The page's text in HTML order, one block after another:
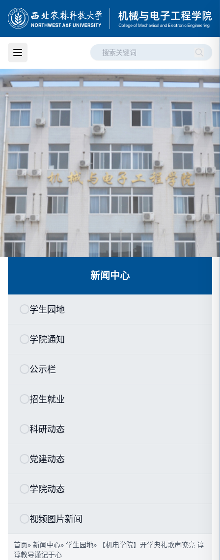
新闻中心
学生园地
学院通知
公示栏
招生就业
科研动态
党建动态
学院动态
视频图片新闻
首页» 新闻中心» 学生园地» 【机电学院】开学典礼歌声嘹亮 谆
谆教导谨记于心